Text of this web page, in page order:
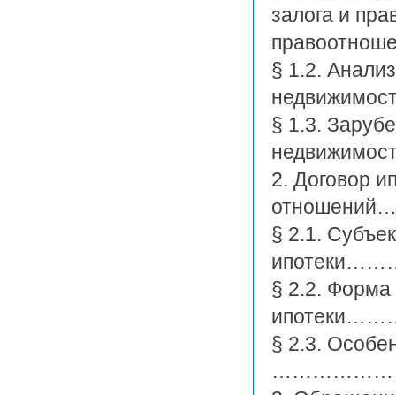
залога и
§ 1.2.
§ 1.3.
2. Договор
§ 2.1.
§ 2.2. Форма
§ 2.3.